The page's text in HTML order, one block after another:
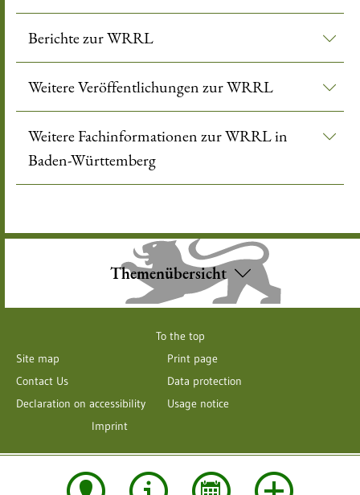
Berichte zur WRRL
Weitere Veröffentlichungen zur WRRL
Weitere Fachinformationen zur WRRL in
Baden-Württemberg
Themenübersicht
To the top
Site map
Print page
Contact Us
Data protection
Declaration on accessibility
Usage notice
Imprint